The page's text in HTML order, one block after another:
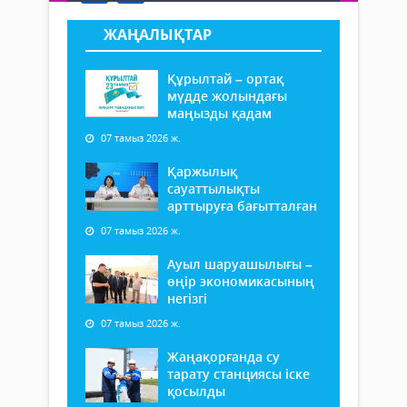
ЖАҢАЛЫҚТАР
Құрылтай – ортақ
мүдде жолындағы
маңызды қадам
07 тамыз 2026 ж.
Қаржылық
сауаттылықты
арттыруға бағытталған
07 тамыз 2026 ж.
Ауыл шаруашылығы –
өңір экономикасының
негізгі
07 тамыз 2026 ж.
Жаңақорғанда су
тарату станциясы іске
қосылды